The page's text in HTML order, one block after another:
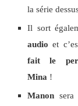
la série
Il sort
audio et
fait le
Mina !
Manon sera